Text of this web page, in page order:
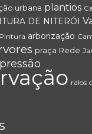
urbana plantios
DE NITERÓI
Pintura arborização
praça Rede
ralos